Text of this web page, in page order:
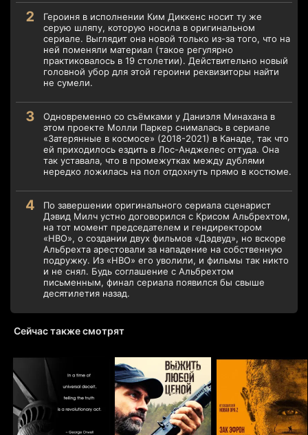
Героиня в исполнении Ким Диккенс носит ту же
серую шляпу, которую носила в оригинальном
сериале. Выглядит она новой только из-за того, что на
ней поменяли материал (такое регулярно
практиковалось в 19 столетии). Действительно новый
головной убор для этой героини реквизиторы найти
не сумели.
Одновременно со съёмками у Даниэля Минахана в
этом проекте Молли Паркер снималась в сериале
«Затерянные в космосе» (2018-2021) в Канаде, так что
ей приходилось ездить в Лос-Анджелес оттуда. Она
так уставала, что в промежутках между дублями
нередко ложилась на пол отдохнуть прямо в костюме.
По завершении оригинального сериала сценарист
Дэвид Милч устно договорился с Крисом Альбрехтом,
на тот момент председателем и гендиректором
«HBO», о создании двух фильмов «Дэдвуд», но вскоре
Альбрехта арестовали за нападение на собственную
подружку. Из «HBO» его уволили, и фильмы так никто
и не снял. Будь соглашение с Альбрехтом
письменным, финал сериала появился бы свыше
десятилетия назад.
Сейчас также смотрят